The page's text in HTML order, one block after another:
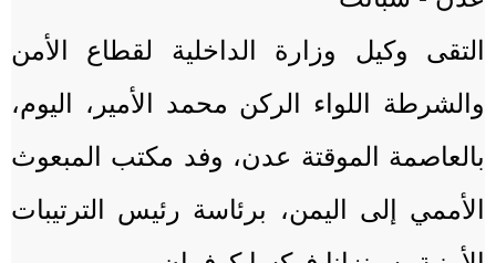
التقى وكيل وزارة الداخلية لقطاع الأمن
والشرطة اللواء الركن محمد الأمير، اليوم،
بالعاصمة الموقتة عدن، وفد مكتب المبعوث
الأممي إلى اليمن، برئاسة رئيس الترتيبات